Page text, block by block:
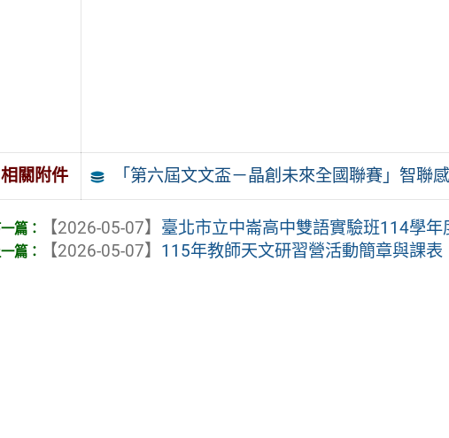
相關附件 「第六屆文文盃－晶創未來全國聯賽」智聯
【2026-05-07】 臺北市立中崙高中雙語實驗班114學
【2026-05-07】 115年教師天文研習營活動簡章與課表